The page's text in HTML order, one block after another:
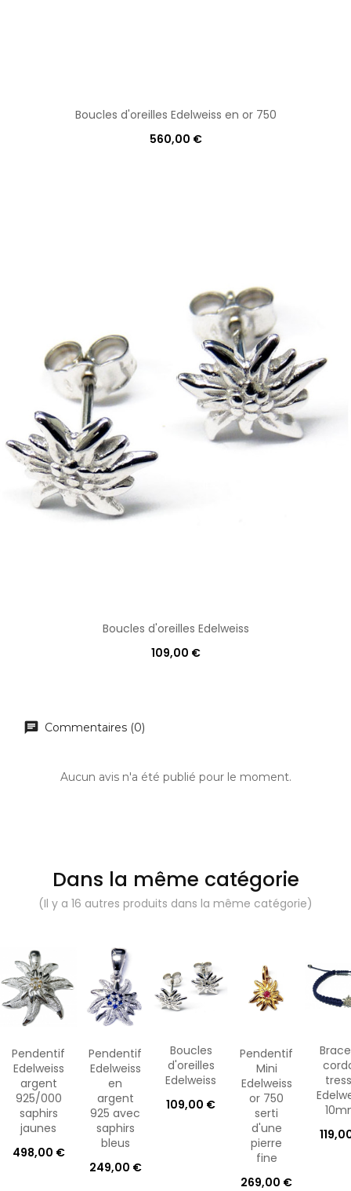
Boucles d'oreilles Edelweiss en or 750
560,00 €
Boucles d'oreilles Edelweiss
109,00 €
Commentaires (0)
Aucun avis n'a été publié pour le moment.
Dans la même catégorie
(Il y a 16 autres produits dans la même catégorie)
Pendentif
Edelweiss
argent
925/000
saphirs
jaunes
498,00 €
Pendentif
Edelweiss
en
argent
925 avec
saphirs
bleus
249,00 €
Boucles
d'oreilles
Edelweiss
109,00 €
Pendentif
Mini
Edelweiss
or 750
serti
d'une
pierre
fine
269,00 €